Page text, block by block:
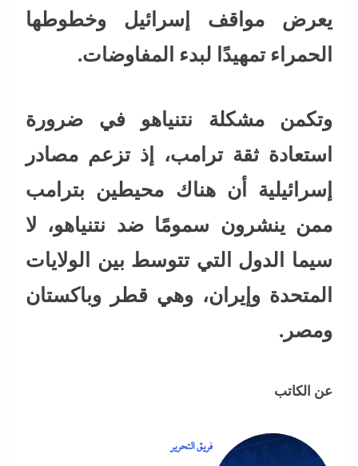
يعرض مواقف إسرائيل وخطوطها
الحمراء تمهيدًا لبدء المفاوضات.
وتكمن مشكلة نتنياهو في ضرورة
استعادة ثقة ترامب، إذ تزعم مصادر
إسرائيلية أن هناك محيطين بترامب
ممن ينشرون سمومًا ضد نتنياهو، لا
سيما الدول التي تتوسط بين الولايات
المتحدة وإيران، وهي قطر وباكستان
ومصر.
عن الكاتب
فريق التحرير